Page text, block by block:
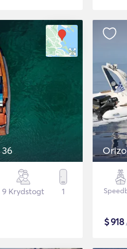
9 Krydstogt 1
$918